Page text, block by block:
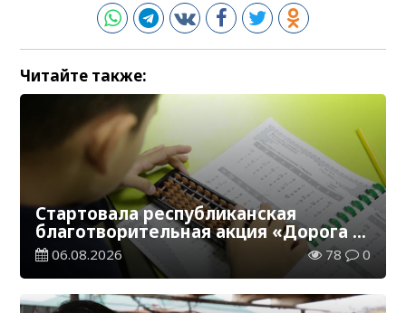
Читайте также:
Стартовала республиканская
благотворительная акция «Дорога в
школу»
06.08.2026 78 0